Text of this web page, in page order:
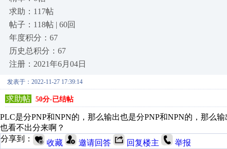
求助：117帖
帖子：118帖 | 60回
年度积分：67
历史总积分：67
注册：2021年6月04日
发表于：2022-11-27 17:39:14
求助帖 50分-已结帖
PLC是分PNP和NPN的，那么输出也是分PNP和NPN的，那么
也看不出分来啊？
分享到：
收藏 邀请回答 回复楼主 举报